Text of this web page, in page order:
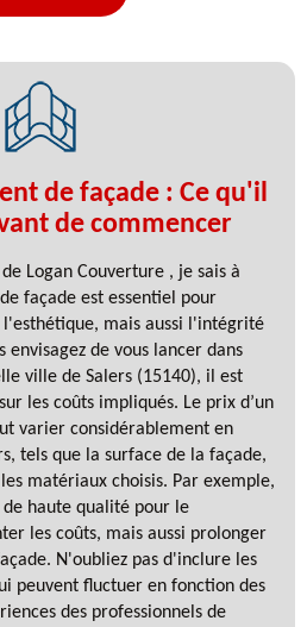
de façade : Ce qu'il
de commencer
Logan Couverture , je sais à
façade est essentiel pour
mais aussi l'intégrité
de vous lancer dans
ville de Salers (15140), il est
les coûts impliqués. Le prix d’un
varier considérablement en
tels que la surface de la façade,
matériaux choisis. Par exemple,
haute qualité pour le
les coûts, mais aussi prolonger
N'oubliez pas d'inclure les
peuvent fluctuer en fonction des
des professionnels de